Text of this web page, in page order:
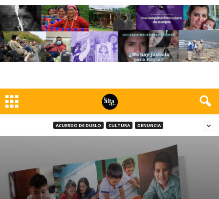
ACUERDO DE DUELO CULTURA DENUNCIA